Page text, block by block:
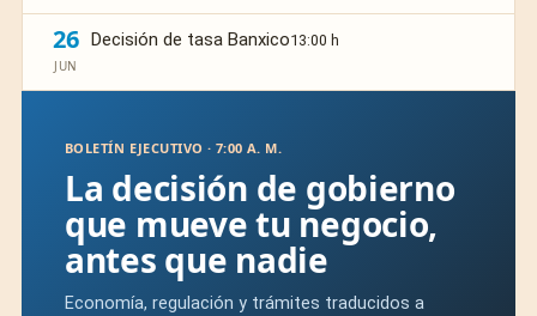
26
JUN
Decisión de tasa Banxico13:00 h
BOLETÍN EJECUTIVO · 7:00 A. M.
La decisión de gobierno
que mueve tu negocio,
antes que nadie
Economía, regulación y trámites traducidos a